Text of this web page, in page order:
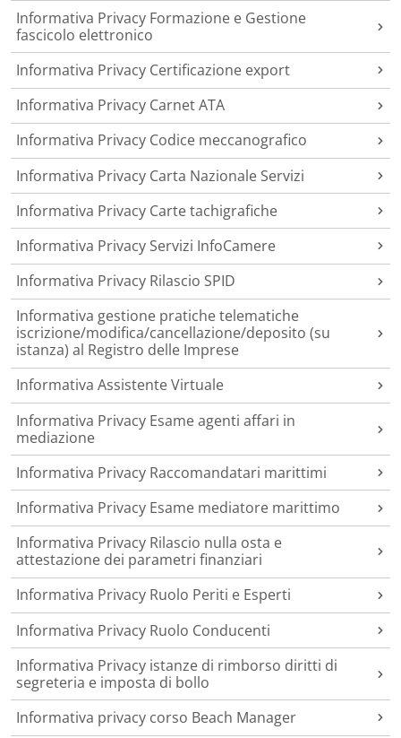
Informativa Privacy Formazione e Gestione
fascicolo elettronico
Informativa Privacy Certificazione export
Informativa Privacy Carnet ATA
Informativa Privacy Codice meccanografico
Informativa Privacy Carta Nazionale Servizi
Informativa Privacy Carte tachigrafiche
Informativa Privacy Servizi InfoCamere
Informativa Privacy Rilascio SPID
Informativa gestione pratiche telematiche
iscrizione/modifica/cancellazione/deposito (su
istanza) al Registro delle Imprese
Informativa Assistente Virtuale
Informativa Privacy Esame agenti affari in
mediazione
Informativa Privacy Raccomandatari marittimi
Informativa Privacy Esame mediatore marittimo
Informativa Privacy Rilascio nulla osta e
attestazione dei parametri finanziari
Informativa Privacy Ruolo Periti e Esperti
Informativa Privacy Ruolo Conducenti
Informativa Privacy istanze di rimborso diritti di
segreteria e imposta di bollo
Informativa privacy corso Beach Manager